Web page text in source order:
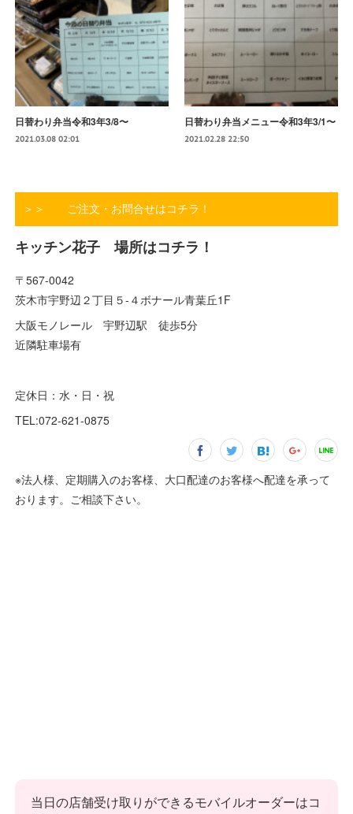
日替わり弁当令和3年3/8〜
2021.03.08 02:01
日替わり弁当メニュー令和3年3/1〜
2021.02.28 22:50
＞＞ ご注文・お問合せはコチラ！
キッチン花子 場所はコチラ！
〒567-0042
茨木市宇野辺２丁目５-４ボナール青葉丘1F
大阪モノレール 宇野辺駅 徒歩5分
近隣駐車場有
定休日：水・日・祝
TEL:072-621-0875
※法人様、定期購入のお客様、大口配達のお客様へ配達を承って
おります。ご相談下さい。